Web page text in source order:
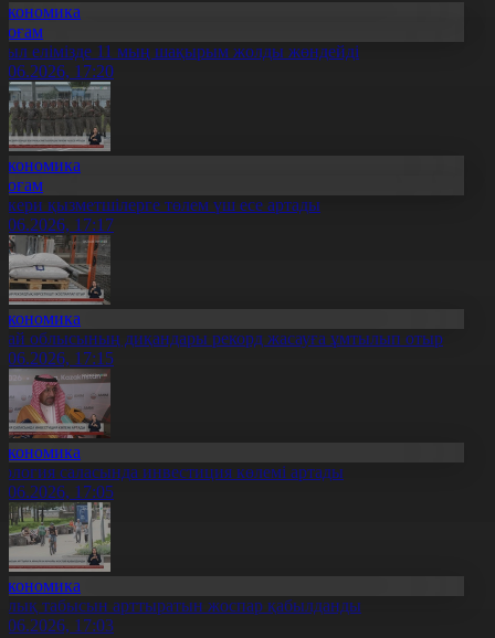
елімізде 11 мың шақырым жолды жөндейді
17:20
қызметшілерге төлем үш есе артады
17:17
облысының диқандары рекорд жасауға ұмтылып отыр
17:15
саласында инвестиция көлемі артады
17:05
табысын арттыратын жоспар қабылданды
17:03